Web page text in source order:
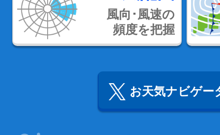
風向･風速の
頻度を把握
お天気ナビゲー